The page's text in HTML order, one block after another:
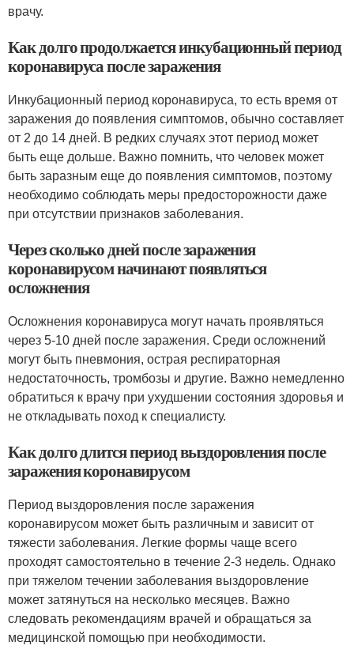
врачу.
Как долго продолжается инкубационный период
коронавируса после заражения
Инкубационный период коронавируса, то есть время от
заражения до появления симптомов, обычно составляет
от 2 до 14 дней. В редких случаях этот период может
быть еще дольше. Важно помнить, что человек может
быть заразным еще до появления симптомов, поэтому
необходимо соблюдать меры предосторожности даже
при отсутствии признаков заболевания.
Через сколько дней после заражения
коронавирусом начинают появляться
осложнения
Осложнения коронавируса могут начать проявляться
через 5-10 дней после заражения. Среди осложнений
могут быть пневмония, острая респираторная
недостаточность, тромбозы и другие. Важно немедленно
обратиться к врачу при ухудшении состояния здоровья и
не откладывать поход к специалисту.
Как долго длится период выздоровления после
заражения коронавирусом
Период выздоровления после заражения
коронавирусом может быть различным и зависит от
тяжести заболевания. Легкие формы чаще всего
проходят самостоятельно в течение 2-3 недель. Однако
при тяжелом течении заболевания выздоровление
может затянуться на несколько месяцев. Важно
следовать рекомендациям врачей и обращаться за
медицинской помощью при необходимости.